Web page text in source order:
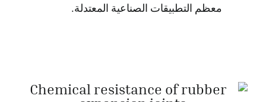
معظم التطبيقات الصناعية المعتدلة.